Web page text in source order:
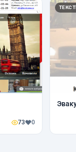
73 0